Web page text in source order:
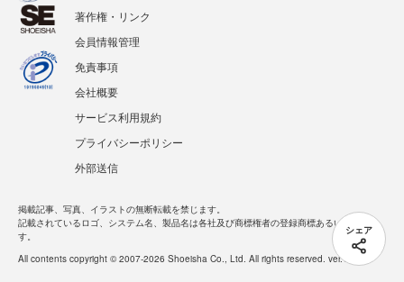
シェア
著作権・リンク
会員情報管理
免責事項
会社概要
サービス利用規約
プライバシーポリシー
外部送信
掲載記事、写真、イラストの無断転載を禁じます。
記載されているロゴ、システム名、製品名は各社及び商標権者の登録商標あるいは商標で
す。
All contents copyright © 2007-2026 Shoeisha Co., Ltd. All rights reserved. ver.1.5